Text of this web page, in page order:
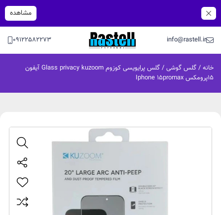
مشاهده
info@rastell.ir
09122582273
خانه / گلس گوشی
/ گلس پرایویسی کوزوم Glass privacy kuzoom آیفون
۱۵پرومکس Iphone 15promax